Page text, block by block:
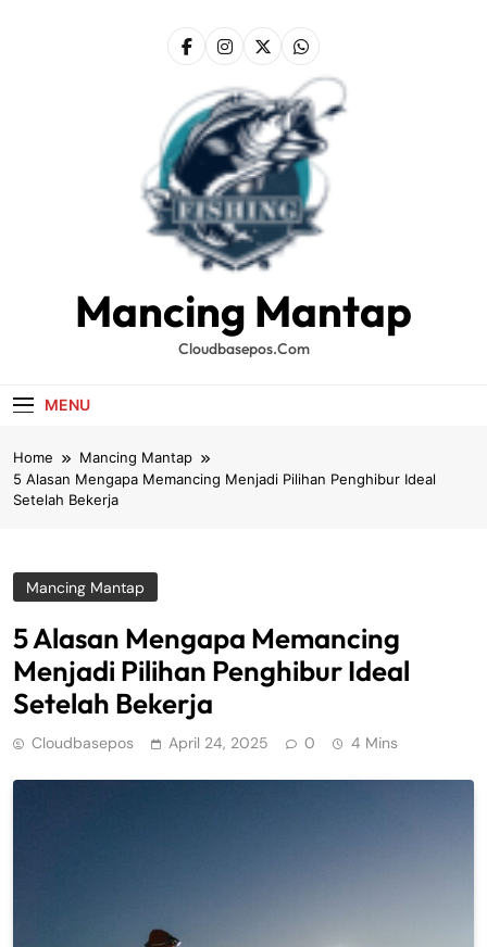
Mancing Mantap
Cloudbasepos.com
MENU
Home
Mancing Mantap
5 Alasan Mengapa Memancing Menjadi Pilihan Penghibur Ideal
Setelah Bekerja
Mancing Mantap
5 Alasan Mengapa Memancing
Menjadi Pilihan Penghibur Ideal
Setelah Bekerja
Cloudbasepos April 24, 2025 0 4 Mins